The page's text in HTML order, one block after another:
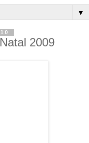
▼
2009